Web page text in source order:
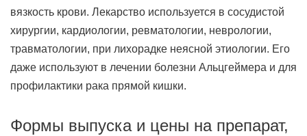
вязкость крови. Лекарство используется в сосудистой
хирургии, кардиологии, ревматологии, неврологии,
травматологии, при лихорадке неясной этиологии. Его
даже используют в лечении болезни Альцгеймера и для
профилактики рака прямой кишки.
Формы выпуска и цены на препарат,